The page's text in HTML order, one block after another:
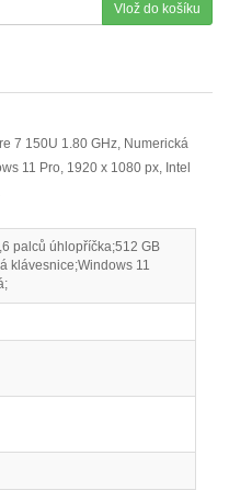
Vlož do košíku
7 150U 1.80 GHz, Numerická
11 Pro, 1920 x 1080 px, Intel
palců úhlopříčka;512 GB
klávesnice;Windows 11